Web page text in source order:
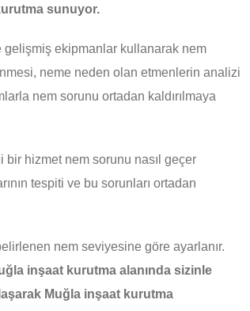
sunuyor.
ekipmanlar kullanarak nem
neme neden olan etmenlerin analizi
nem sorunu ortadan kaldırılmaya
hizmet nem sorunu nasıl geçer
tespiti ve bu sorunları ortadan
nem seviyesine göre ayarlanır.
inşaat kurutma alanında sizinle
Muğla inşaat kurutma